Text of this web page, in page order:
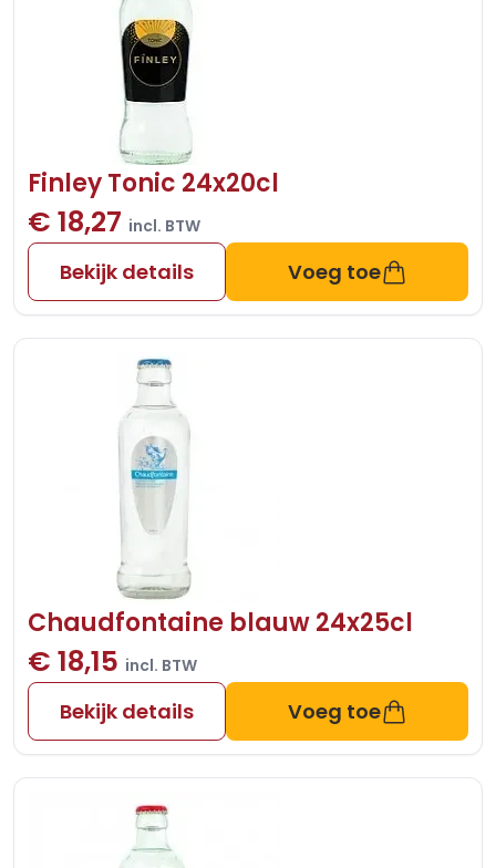
Finley Tonic 24x20cl
€ 18,27 incl. BTW
Bekijk details Voeg toe
Chaudfontaine blauw 24x25cl
€ 18,15 incl. BTW
Bekijk details Voeg toe